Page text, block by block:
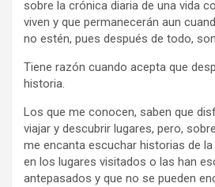
sobre la crónica diaria de una vida
viven y que permanecerán aun
no estén, pues después de todo,
Tiene razón cuando acepta que
historia.
Los que me conocen, saben que
viajar y descubrir lugares, pero,
me encanta escuchar historias de
en los lugares visitados o las han
antepasados y que no se pueden